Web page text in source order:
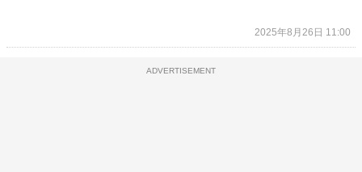
2025年8月26日 11:00
ADVERTISEMENT